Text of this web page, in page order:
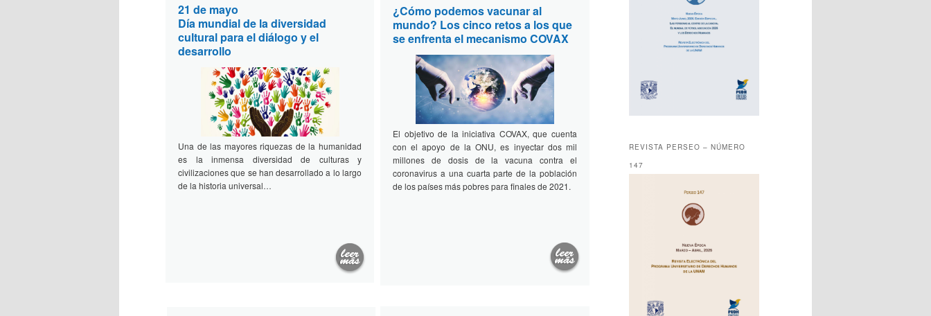
21 de mayo
Día mundial de la diversidad
cultural para el diálogo y el
desarrollo
Una de las mayores riquezas de la humanidad
es la inmensa diversidad de culturas y
civilizaciones que se han desarrollado a lo largo
de la historia universal…
¿Cómo podemos vacunar al
mundo? Los cinco retos a los que
se enfrenta el mecanismo COVAX
El objetivo de la iniciativa COVAX, que cuenta
con el apoyo de la ONU, es inyectar dos mil
millones de dosis de la vacuna contra el
coronavirus a una cuarta parte de la población
de los países más pobres para finales de 2021.
REVISTA PERSEO – NÚMERO
147